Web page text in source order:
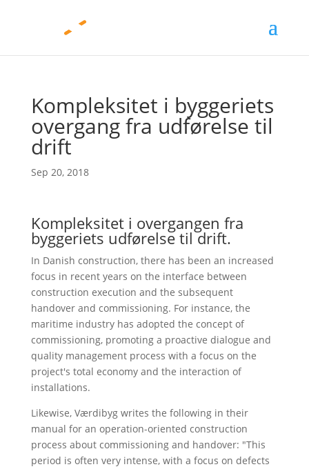
Kompleksitet i byggeriets
overgang fra udførelse til
drift
Sep 20, 2018
Kompleksitet i overgangen fra
byggeriets udførelse til drift.
In Danish construction, there has been an increased
focus in recent years on the interface between
construction execution and the subsequent
handover and commissioning. For instance, the
maritime industry has adopted the concept of
commissioning, promoting a proactive dialogue and
quality management process with a focus on the
project's total economy and the interaction of
installations.
Likewise, Værdibyg writes the following in their
manual for an operation-oriented construction
process about commissioning and handover: "This
period is often very intense, with a focus on defects